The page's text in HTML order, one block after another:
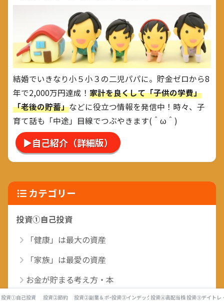
結婚でいきなり小５小３の二児パパに。貯金ゼロから8
年で2,000万円達成！ 家計を良くして「子供の学費」
「老後の貯蓄」などに役立つ情報を発信中！時々、子
育て話も「中途」目線でつぶやきます(＾ω＾)
▶自己紹介（詳細版）
カテゴリー
投資①自己投資
「健康」は最大の資産
「家族」は最愛の資産
お金が貯まる考え方・本
お金が増える生活習慣
投資①自己投資 投資②節約 投資②副業＆ポイ活投資③インデックス投資投資④高配当株投資⑤デイトレ